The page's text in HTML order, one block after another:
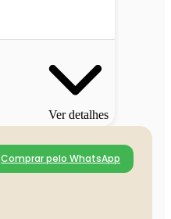
Ver detalhes
Comprar pelo WhatsApp